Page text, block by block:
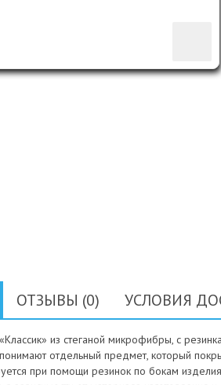
ОТЗЫВЫ (0) УСЛОВИЯ
из стеганой микрофибры, с
отдельный предмет, который
при помощи резинок по бокам